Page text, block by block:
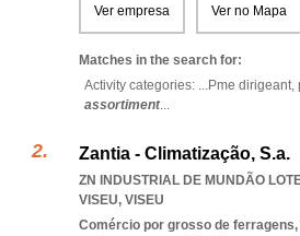
Ver empresa Ver no Mapa
Matches in the search for:
Activity categories: ...Pme dirigeant,
assortiment...
Zantia - Climatização, S.a.
ZN INDUSTRIAL DE MUNDÃO
VISEU, VISEU
Comércio por grosso de